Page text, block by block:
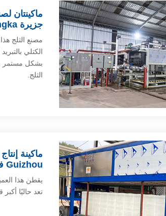
جزيرة Bangka، إندونيسيا.
الثلج.
Guizhou في العام 2021)
تعد حاليًا